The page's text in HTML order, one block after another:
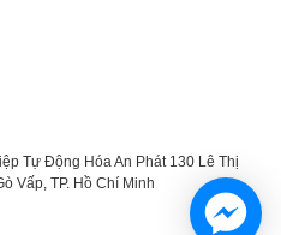
Tự Động Hóa An Phát 130 Lê Thị
Vấp, TP. Hồ Chí Minh